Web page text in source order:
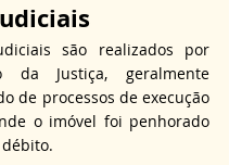
são realizados por
da Justiça, geralmente
de processos de execução
o imóvel foi penhorado